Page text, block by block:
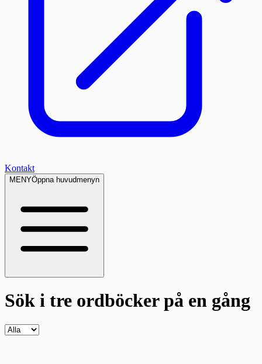
Kontakt
MENYÖppna huvudmenyn
Sök i tre ordböckerpå en gång